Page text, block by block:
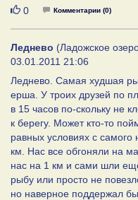
Нравится
0 Комментарии (0)
Леднево (Ладожское
03.01.2011 21:06
Леднево. Самая худшая
ерша. У троих друзей по
в 15 часов по-скольку не
к берегу. Может кто-то
равных условиях с
км. Нас все обгоняли на
нас на 1 км и сами шли
рыбу или просто не
но наверное поддержал